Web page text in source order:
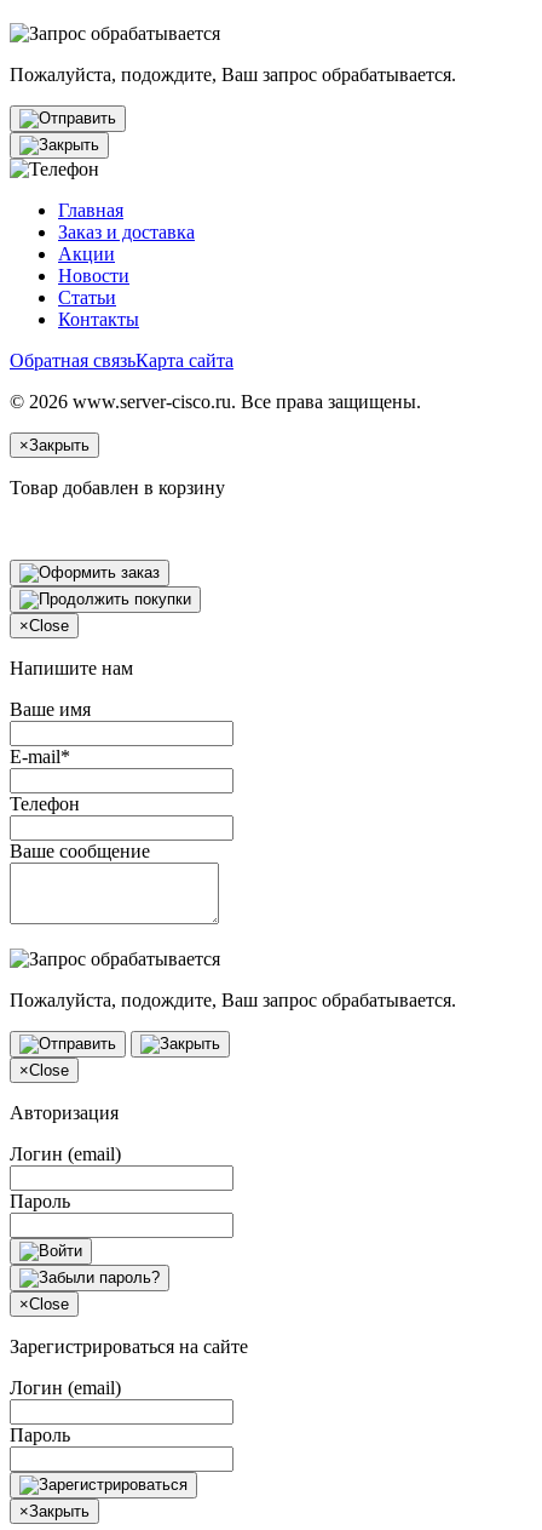
Пожалуйста, подождите, Ваш запрос обрабатывается.
Главная
Заказ и доставка
Акции
Новости
Статьи
Контакты
Обратная связьКарта сайта
© 2026 www.server-cisco.ru. Все права защищены.
×Закрыть
Товар добавлен в корзину
×Close
Напишите нам
Ваше имя
E-mail*
Телефон
Ваше сообщение
Пожалуйста, подождите, Ваш запрос обрабатывается.
×Close
Авторизация
Логин (email)
Пароль
×Close
Зарегистрироваться на сайте
Логин (email)
Пароль
×Закрыть